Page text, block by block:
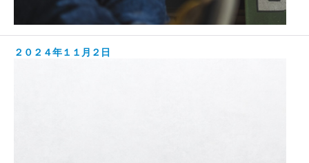
２０２４年１１月２日